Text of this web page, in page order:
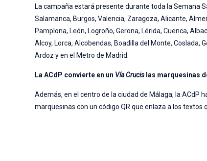
La campaña estará presente durante toda la Semana
Salamanca, Burgos, Valencia, Zaragoza, Alicante,
Pamplona, León, Logroño, Gerona, Lérida, Cuenca,
Alcoy, Lorca, Alcobendas, Boadilla del Monte, Coslada,
Ardoz y en el Metro de Madrid.
La ACdP convierte en un Vía Crucis las marquesinas
Además, en el centro de la ciudad de Málaga, la ACdP
marquesinas con un código QR que enlaza a los textos